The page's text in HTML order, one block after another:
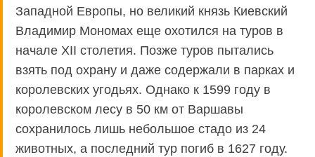
Западной Европы, но великий князь Киевский
Владимир Мономах еще охотился на туров в
начале XII столетия. Позже туров пытались
взять под охрану и даже содержали в парках и
королевских угодьях. Однако к 1599 году в
королевском лесу в 50 км от Варшавы
сохранилось лишь небольшое стадо из 24
животных, а последний тур погиб в 1627 году.